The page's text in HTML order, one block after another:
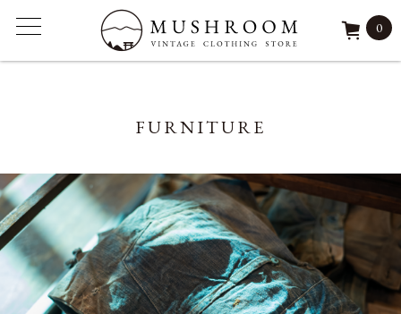
ARCHIVE
SOLD
REPAIR
0
FURNITURE